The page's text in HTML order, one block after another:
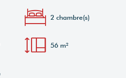
2 chambre(s)
56 m²